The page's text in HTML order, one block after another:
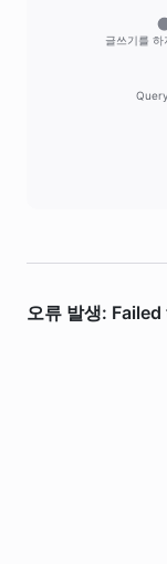
글쓰기를 하